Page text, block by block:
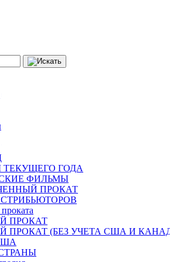
ГОДА
ФИЛЬМЫ
ПРОКАТ
ПРОКАТ
ПРОКАТ (БЕЗ УЧЕТА США И